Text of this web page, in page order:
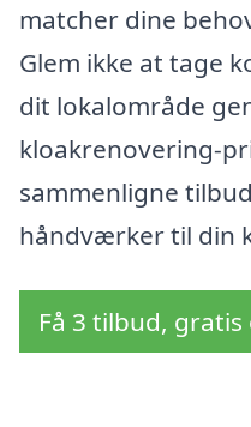
matcher dine
Glem ikke at tage
dit lokalområde
kloakrenovering-
sammenligne
håndværker til din
Få 3 tilbud,